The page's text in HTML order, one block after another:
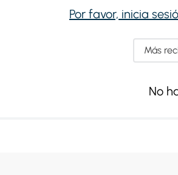
Por favor, inicia
Más
No